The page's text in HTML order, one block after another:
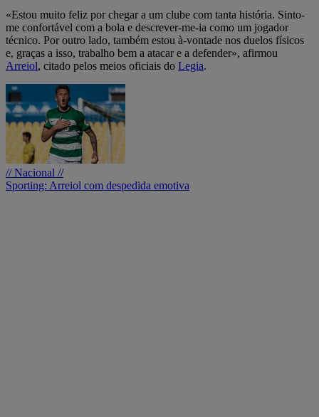
«Estou muito feliz por chegar a um clube com tanta história. Sinto-
me confortável com a bola e descrever-me-ia como um jogador
técnico. Por outro lado, também estou à-vontade nos duelos físicos
e, graças a isso, trabalho bem a atacar e a defender», afirmou
Arreiol, citado pelos meios oficiais do Legia.
// Nacional //
Sporting: Arreiol com despedida emotiva